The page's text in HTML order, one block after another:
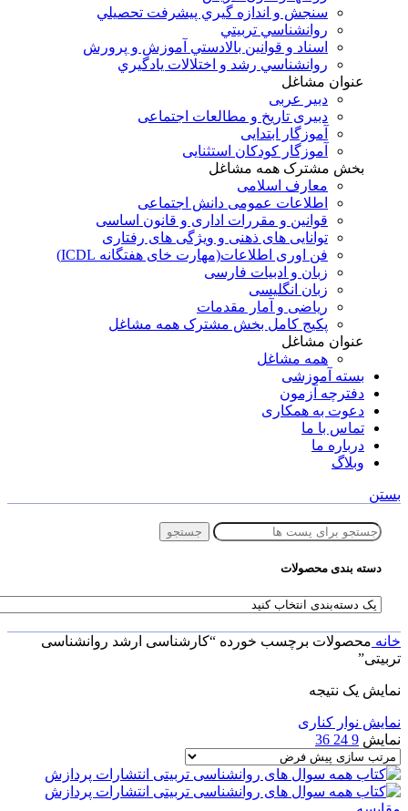
سنجش و اندازه گيري پيشرفت تحصيلي
روانشناسي تربيتي
اسناد و قوانين بالادستي آموزش و پرورش
روانشناسي رشد و اختلالات يادگيري
عنوان مشاغل
دبير عربی
دبیری تاریخ و مطالعات اجتماعی
آموزگار ابتدایی
آموزگار کودکان استثنایی
بخش مشترک همه مشاغل
معارف اسلامی
اطلاعات عمومی دانش اجتماعی
قوانین و مقررات اداری و قانون اساسی
توانایی های ذهنی و ویژگی های رفتاری
فن اوری اطلاعات(مهارت خای هفتگانه ICDL)
زبان و ادبیات فارسی
زبان انگلیسی
ریاضی و آمار مقدمات
پکیج کامل بخش مشترک همه مشاغل
عنوان مشاغل
همه مشاغل
بسته آموزشی
دفترچه آزمون
دعوت به همکاری
تماس با ما
درباره ما
وبلاگ
بستن
جستجو
دسته بندی محصولات
خانه محصولات برچسب خورده “کارشناسی ارشد روانشناسی
تربیتی”
نمایش یک نتیجه
نمایش نوار کناری
نمایش 9
24
36